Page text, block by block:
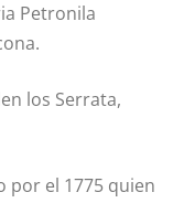
Petronila
los Serrata,
por el 1775 quien